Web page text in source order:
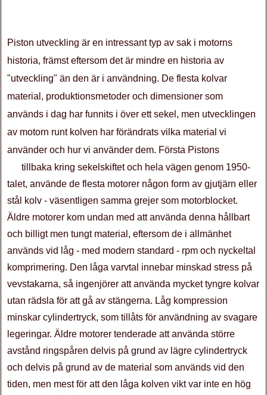
Piston utveckling är en intressant typ av sak i motorns
historia, främst eftersom det är mindre en historia av
"utveckling" än den är i användning. De flesta kolvar
material, produktionsmetoder och dimensioner som
används i dag har funnits i över ett sekel, men utvecklingen
av motorn runt kolven har förändrats vilka material vi
använder och hur vi använder dem. Första Pistons
tillbaka kring sekelskiftet och hela vägen genom 1950-
talet, använde de flesta motorer någon form av gjutjärn eller
stål kolv - väsentligen samma grejer som motorblocket.
Äldre motorer kom undan med att använda denna hållbart
och billigt men tungt material, eftersom de i allmänhet
används vid låg - med modern standard - rpm och nyckeltal
komprimering. Den låga varvtal innebar minskad stress på
vevstakarna, så ingenjörer att använda mycket tyngre kolvar
utan rädsla för att gå av stängerna. Låg kompression
minskar cylindertryck, som tillåts för användning av svagare
legeringar. Äldre motorer tenderade att använda större
avstånd ringspåren delvis på grund av lägre cylindertryck
och delvis på grund av de material som används vid den
tiden, men mest för att den låga kolven vikt var inte en hög